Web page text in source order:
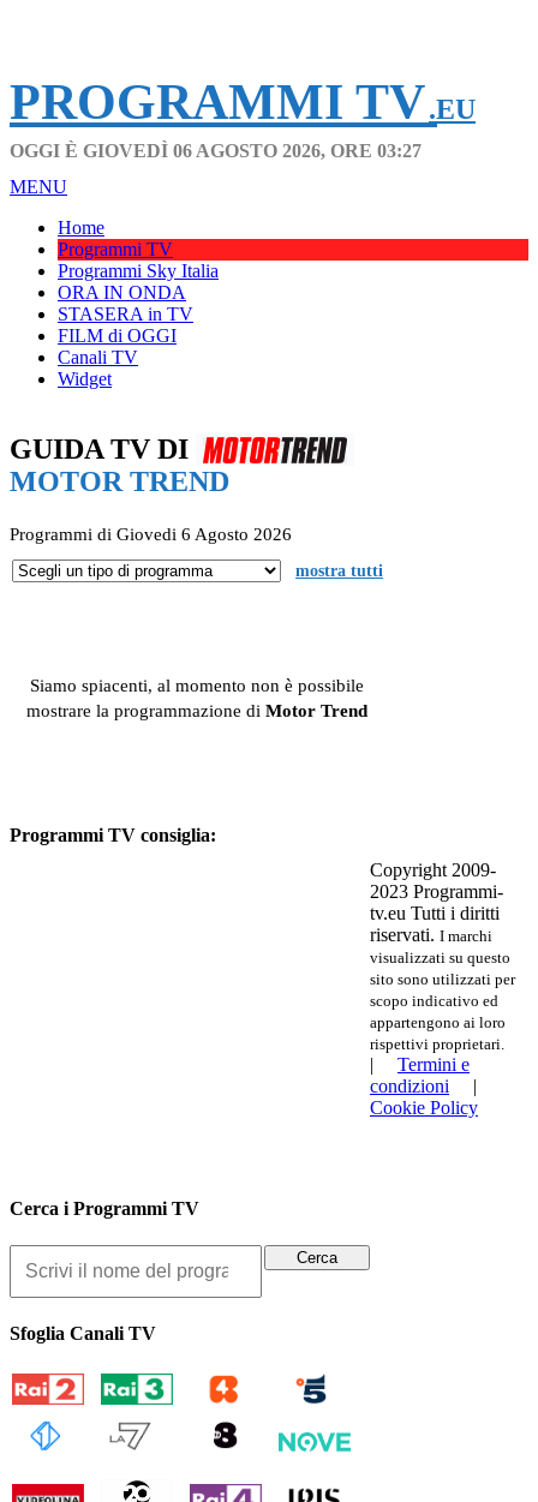
PROGRAMMI TV.EU
OGGI È GIOVEDÌ 06 AGOSTO 2026, ORE 03:27
MENU
Home
Programmi TV
Programmi Sky Italia
ORA IN ONDA
STASERA in TV
FILM di OGGI
Canali TV
Widget
GUIDA TV DI
MOTOR TREND
Programmi di Giovedi 6 Agosto 2026
mostra tutti
Siamo spiacenti, al momento non è possibile
mostrare la programmazione di Motor Trend
Programmi TV consiglia:
Cerca i Programmi TV
Sfoglia Canali TV
Copyright 2009-
2023 Programmi-
tv.eu Tutti i diritti
riservati. I marchi
visualizzati su questo
sito sono utilizzati per
scopo indicativo ed
appartengono ai loro
rispettivi proprietari.
| Termini e
condizioni |
Cookie Policy